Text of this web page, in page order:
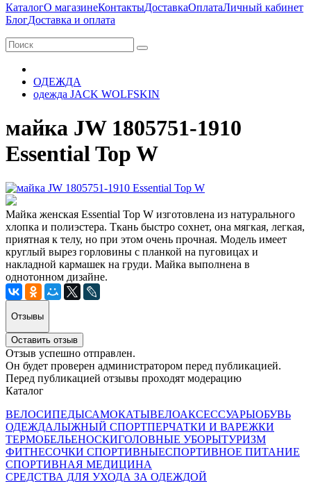
КаталогО магазинеКонтактыДоставкаОплатаЛичный кабинет
БлогДоставка и оплата
ОДЕЖДА
одежда JACK WOLFSKIN
майка JW 1805751-1910
Essential Top W
Майка женская Essential Top W изготовлена из натурального
хлопка и полиэстера. Ткань быстро сохнет, она мягкая, легкая,
приятная к телу, но при этом очень прочная. Модель имеет
круглый вырез горловины с планкой на пуговицах и
накладной кармашек на груди. Майка выполнена в
однотонном дизайне.
Отзывы
Оставить отзыв
Отзыв успешно отправлен.
Он будет проверен администратором перед публикацией.
Перед публикацией отзывы проходят модерацию
Каталог
ВЕЛОСИПЕДЫСАМОКАТЫВЕЛОАКСЕССУАРЫОБУВЬ
ОДЕЖДАЛЫЖНЫЙ СПОРТПЕРЧАТКИ И ВАРЕЖКИ
ТЕРМОБЕЛЬЕНОСКИГОЛОВНЫЕ УБОРЫТУРИЗМ
ФИТНЕСОЧКИ СПОРТИВНЫЕСПОРТИВНОЕ ПИТАНИЕ
СПОРТИВНАЯ МЕДИЦИНА
СРЕДСТВА ДЛЯ УХОДА ЗА ОДЕЖДОЙ